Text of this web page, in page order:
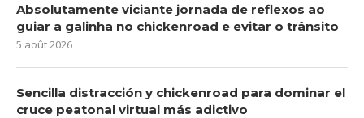
Absolutamente viciante jornada de reflexos ao
guiar a galinha no chickenroad e evitar o trânsito
5 août 2026
Sencilla distracción y chickenroad para dominar el
cruce peatonal virtual más adictivo